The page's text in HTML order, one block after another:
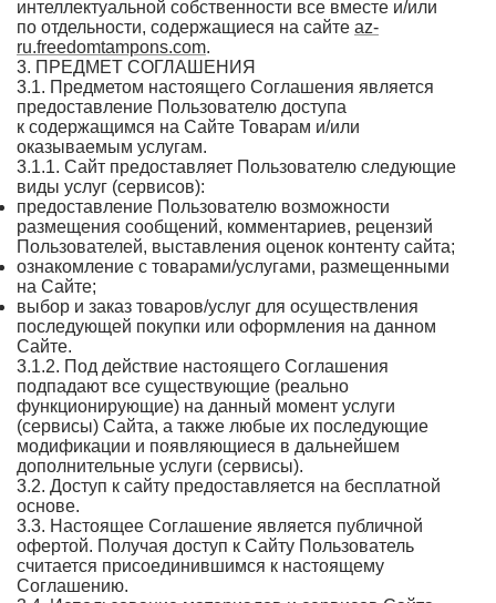
интеллектуальной собственности все вместе и/или
по отдельности, содержащиеся на сайте az-
ru.freedomtampons.com.
3. ПРЕДМЕТ СОГЛАШЕНИЯ
3.1. Предметом настоящего Соглашения является
предоставление Пользователю доступа
к содержащимся на Сайте Товарам и/или
оказываемым услугам.
3.1.1. Сайт предоставляет Пользователю следующие
виды услуг (сервисов):
предоставление Пользователю возможности
размещения сообщений, комментариев, рецензий
Пользователей, выставления оценок контенту сайта;
ознакомление с товарами/услугами, размещенными
на Сайте;
выбор и заказ товаров/услуг для осуществления
последующей покупки или оформления на данном
Сайте.
3.1.2. Под действие настоящего Соглашения
подпадают все существующие (реально
функционирующие) на данный момент услуги
(сервисы) Сайта, а также любые их последующие
модификации и появляющиеся в дальнейшем
дополнительные услуги (сервисы).
3.2. Доступ к сайту предоставляется на бесплатной
основе.
3.3. Настоящее Соглашение является публичной
офертой. Получая доступ к Сайту Пользователь
считается присоединившимся к настоящему
Соглашению.